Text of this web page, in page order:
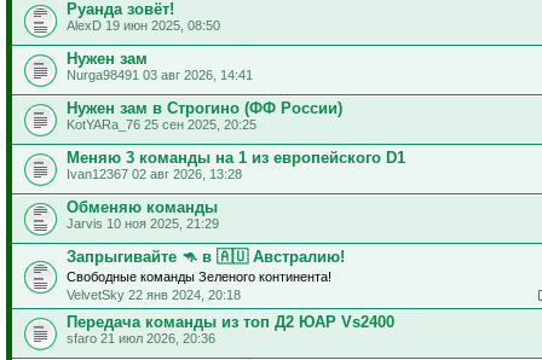
Руанда зовёт!
AlexD 19 июн 2025, 08:50
Нужен зам
Nurga98491 03 авг 2026, 14:41
Нужен зам в Строгино (ФФ России)
KotYARa_76 25 сен 2025, 20:25
Меняю 3 команды на 1 из европейского D1
Ivan12367 02 авг 2026, 13:28
Обменяю команды
Jarvis 10 ноя 2025, 21:29
Запрыгивайте 🦘 в 🇦🇺 Австралию!
Свободные команды Зеленого континента!
VelvetSky 22 янв 2024, 20:18
Передача команды из топ Д2 ЮАР Vs2400
sfaro 21 июл 2026, 20:36